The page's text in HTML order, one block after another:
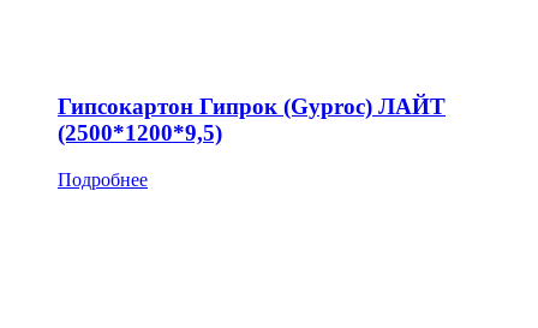
Гипсокартон Гипрок (Gyproc) ЛАЙТ
(2500*1200*9,5)
Подробнее